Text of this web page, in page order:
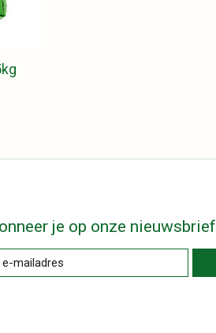
je op onze nieuwsbrief